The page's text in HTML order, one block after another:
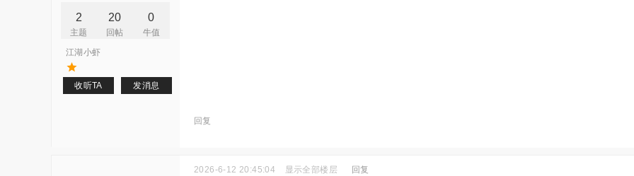
2
主题
20
回帖
0
牛值
江湖小虾
收听TA 发消息
回复
2026-6-12 20:45:04 显示全部楼层 回复